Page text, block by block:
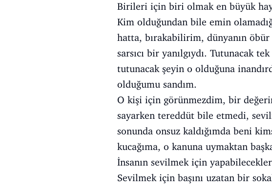
Birileri için biri olmak en büyük
Kim olduğundan bile emin
hatta, bırakabilirim, dünyanın
sarsıcı bir yanılgıydı. Tutunacak
tutunacak şeyin o olduğuna
olduğumu sandım.
O kişi için görünmezdim, bir
sayarken tereddüt bile etmedi,
sonunda onsuz kaldığımda beni
kucağıma, o kanuna uymaktan
İnsanın sevilmek için
Sevilmek için başını uzatan bir